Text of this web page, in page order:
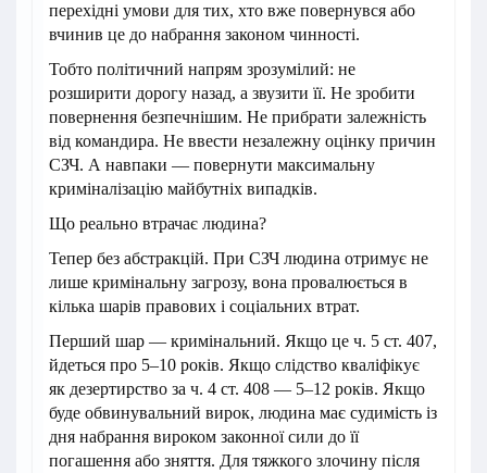
перехідні умови для тих, хто вже повернувся або
вчинив це до набрання законом чинності.
Тобто політичний напрям зрозумілий: не
розширити дорогу назад, а звузити її. Не зробити
повернення безпечнішим. Не прибрати залежність
від командира. Не ввести незалежну оцінку причин
СЗЧ. А навпаки — повернути максимальну
криміналізацію майбутніх випадків.
Що реально втрачає людина?
Тепер без абстракцій. При СЗЧ людина отримує не
лише кримінальну загрозу, вона провалюється в
кілька шарів правових і соціальних втрат.
Перший шар — кримінальний. Якщо це ч. 5 ст. 407,
йдеться про 5–10 років. Якщо слідство кваліфікує
як дезертирство за ч. 4 ст. 408 — 5–12 років. Якщо
буде обвинувальний вирок, людина має судимість із
дня набрання вироком законної сили до її
погашення або зняття. Для тяжкого злочину після